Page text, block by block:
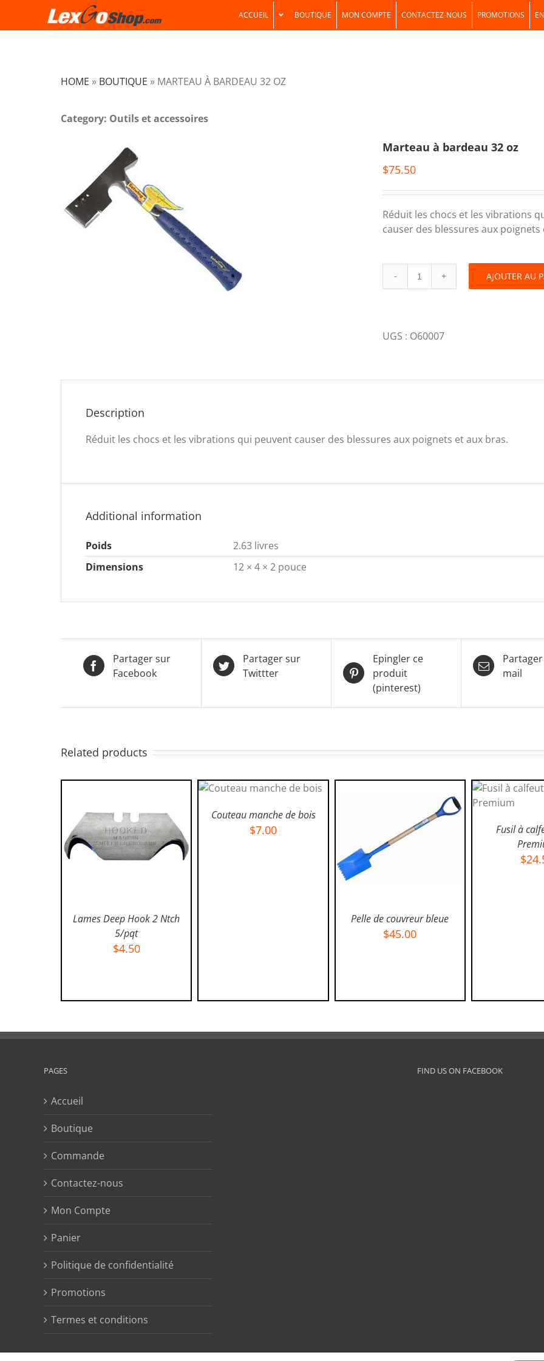
ACCUEIL BOUTIQUE MON COMPTE CONTACTEZ-NOUS PROMOTIONS
HOME » BOUTIQUE » MARTEAU À BARDEAU 32 OZ
Category: Outils et accessoires
Marteau à bardeau 32 oz
$75.50
Réduit les chocs et les vibrations
causer des blessures aux poignets
Marteau
oz
AJOUTER AU
UGS : O60007
Description
Réduit les chocs et les vibrations qui peuvent causer des blessures aux poignets et aux bras.
Additional information
Poids
2.63 livres
Dimensions
12 × 4 × 2 pouce
Partager sur
Facebook
Partager sur
Twittter
Epingler ce
produit
(pinterest)
mail
Related products
AJOUTER AU PANIER
Lames Deep Hook 2 Ntch
5/pqt
$4.50
DÉTAILS
Couteau manche de bois
$7.00
Pelle de couvreur bleue
$45.00
Fusil à
$
PAGES
Accueil
Boutique
Commande
Contactez-nous
Mon Compte
Panier
Politique de confidentialité
Promotions
Termes et conditions
FIND US ON FACEBOOK